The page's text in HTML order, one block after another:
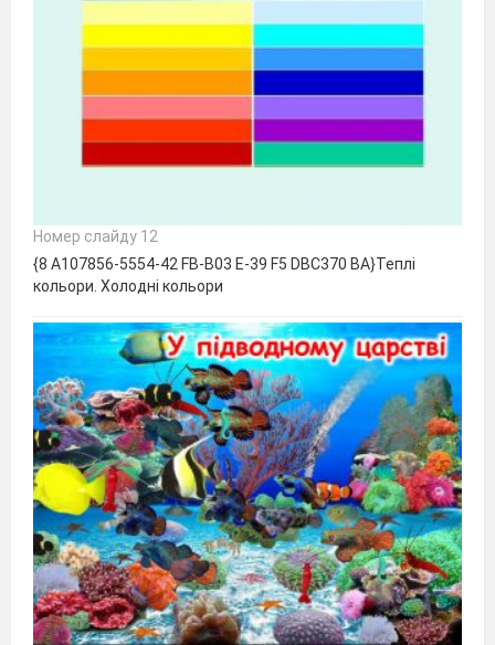
Номер слайду 12
{8 A107856-5554-42 FB-B03 E-39 F5 DBC370 BA}Теплі
кольори. Холодні кольори